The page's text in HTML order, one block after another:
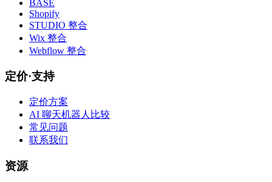
BASE
Shopify
STUDIO 整合
Wix 整合
Webflow 整合
定价·支持
定价方案
AI 聊天机器人比较
常见问题
联系我们
资源